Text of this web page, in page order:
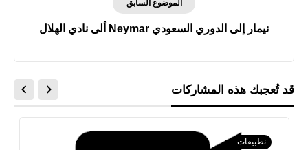
الموضوع السابق
نيمار إلى الدوري السعودي Neymar ألى نادي الهلال
قد تُعجبك هذه المشاركات
نطبيقات